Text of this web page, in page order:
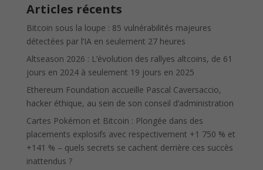
Articles récents
Bitcoin sous la loupe : 85 vulnérabilités majeures
détectées par l’IA en seulement 27 heures
Altseason 2026 : L’évolution des rallyes altcoins, de 61
jours en 2024 à seulement 19 jours en 2025
Ethereum Foundation accueille Pascal Caversaccio,
hacker éthique, au sein de son conseil d’administration
Cartes Pokémon et Bitcoin : Plongée dans des
placements explosifs avec respectivement +1 750 % et
+141 % – quels secrets se cachent derrière ces succès
inattendus ?